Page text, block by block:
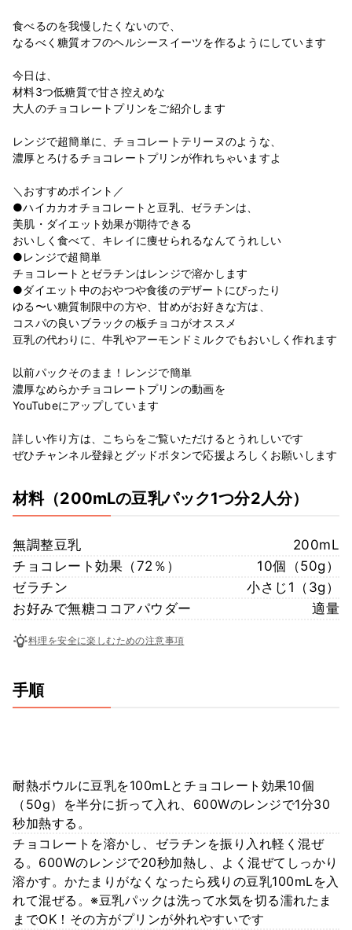
食べるのを我慢したくないので、
なるべく糖質オフのヘルシースイーツを作るようにしています
今日は、
材料3つ低糖質で甘さ控えめな
大人のチョコレートプリンをご紹介します
レンジで超簡単に、チョコレートテリーヌのような、
濃厚とろけるチョコレートプリンが作れちゃいますよ
＼おすすめポイント／
●ハイカカオチョコレートと豆乳、ゼラチンは、
美肌・ダイエット効果が期待できる
おいしく食べて、キレイに痩せられるなんてうれしい
●レンジで超簡単​​​​​​​
チョコレートとゼラチンはレンジで溶かします
●ダイエット中のおやつや食後のデザートにぴったり
ゆる〜い糖質制限中の方や、甘めがお好きな方は、
コスパの良いブラックの板チョコがオススメ
豆乳の代わりに、牛乳やアーモンドミルクでもおいしく作れます
以前パックそのまま！レンジで簡単
濃厚なめらかチョコレートプリンの動画を
YouTubeにアップしています
詳しい作り方は、こちらをご覧いただけるとうれしいです
ぜひチャンネル登録とグッドボタンで応援よろしくお願いします
材料（200mLの豆乳パック1つ分2人分）
無調整豆乳
200mL
チョコレート効果（72％）
10個（50g）
ゼラチン
小さじ1（3g）
お好みで無糖ココアパウダー
適量
料理を安全に楽しむための注意事項
手順
耐熱ボウルに豆乳を100mLとチョコレート効果10個
（50g）を半分に折って入れ、600Wのレンジで1分30
秒加熱する。
チョコレートを溶かし、ゼラチンを振り入れ軽く混ぜ
る。600Wのレンジで20秒加熱し、よく混ぜてしっかり
溶かす。かたまりがなくなったら残りの豆乳100mLを入
れて混ぜる。※豆乳パックは洗って水気を切る濡れたま
までOK！その方がプリンが外れやすいです